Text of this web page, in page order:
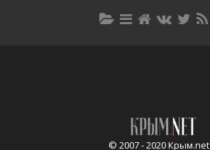
© 2007 - 2020 Крым.net